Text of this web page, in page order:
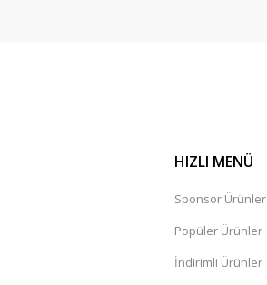
HIZLI MENÜ
Sponsor Ürünler
Popüler Ürünler
İndirimli Ürünler